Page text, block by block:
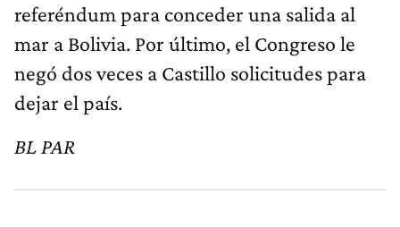
referéndum para conceder una salida al
mar a Bolivia. Por último, el Congreso le
negó dos veces a Castillo solicitudes para
dejar el país.
BL PAR